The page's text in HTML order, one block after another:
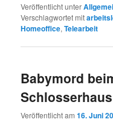
Veröffentlicht unter
Verschlagwortet mit
Homeoffice,Telearbeit
Babymord
Schlosserhaus
Veröffentlicht am16. Juni